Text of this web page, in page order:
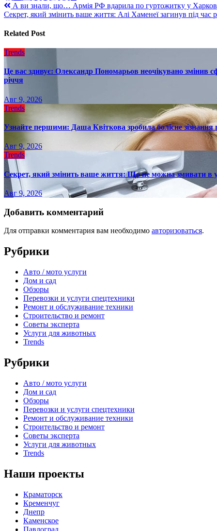
Навигация
по
записям
А ви знали, що… Армія РФ вдарила по гуртожитку у
Секрет, який змінить ваше життя: Алі Хаменеї загинув під час
Related Post
Trends
Це вас здивує: Олександр Пономарьов неочікувано змінив
річчя
Авг 9, 2026
Trends
Узнайте першими: Даша Квіткова зробила болісне
Авг 9, 2026
Trends
Секрет, який змінить ваше життя: Що не можна змивати в
Авг 9, 2026
Добавить комментарий
Для отправки комментария вам необходимо авторизоваться.
Рубрики
Авто / мото услуги
Дом и сад
Обзоры
Перевозки и услуги спецтехники
Ремонт и обслуживание техники
Строительство и ремонт
Советы эксперта
Услуги для животных
Trends
Рубрики
Авто / мото услуги
Дом и сад
Обзоры
Перевозки и услуги спецтехники
Ремонт и обслуживание техники
Строительство и ремонт
Советы эксперта
Услуги для животных
Trends
Наши проекты
Краматорск
Кременчуг
Днепр
Каменское
Павлоград